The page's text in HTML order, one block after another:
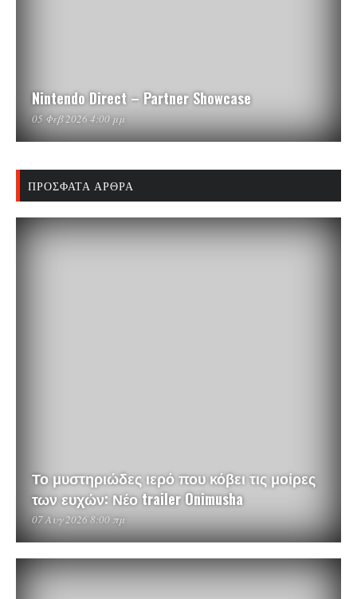
Nintendo Direct – Partner Showcase
05 Φεβ 2026 4:00 μμ
ΠΡΌΣΦΑΤΑ ΆΡΘΡΑ
Το μυστηριώδες ιερό που κόβει τις μοίρες
των ευχών: Νέο trailer Onimusha
07 Αυγ 2026 8:00 πμ